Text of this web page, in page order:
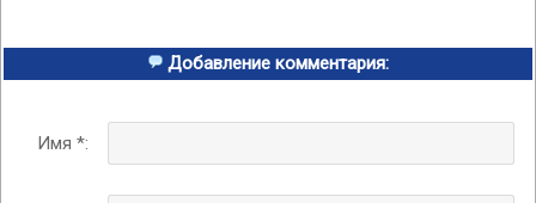
Добавление комментария:
Имя *: